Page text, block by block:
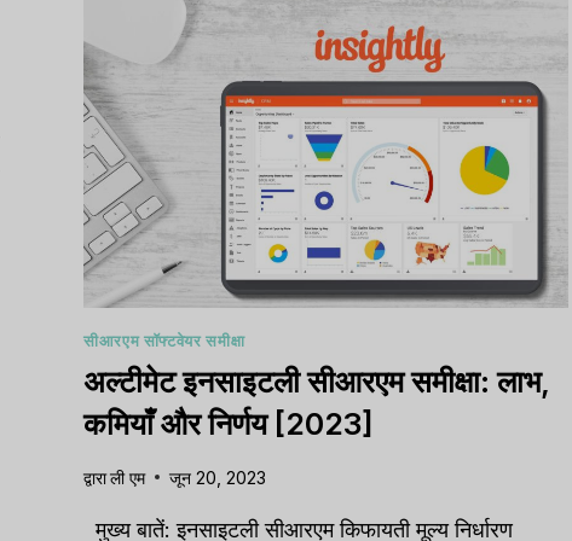
सीआरएम सॉफ्टवेयर समीक्षा
अल्टीमेट इनसाइटली सीआरएम समीक्षा: लाभ,
कमियाँ और निर्णय [2023]
द्वाराली एम जून 20, 2023
मुख्य बातें: इनसाइटली सीआरएम किफायती मूल्य निर्धारण